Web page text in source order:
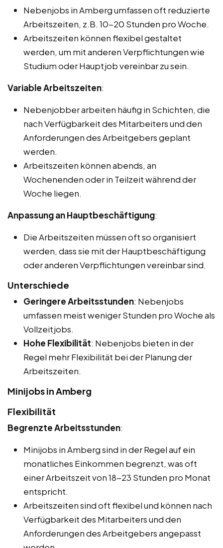
Nebenjobs in Amberg umfassen oft reduzierte
Arbeitszeiten, z.B. 10-20 Stunden pro Woche.
Arbeitszeiten können flexibel gestaltet
werden, um mit anderen Verpflichtungen wie
Studium oder Hauptjob vereinbar zu sein.
Variable Arbeitszeiten:
Nebenjobber arbeiten häufig in Schichten, die
nach Verfügbarkeit des Mitarbeiters und den
Anforderungen des Arbeitgebers geplant
werden.
Arbeitszeiten können abends, an
Wochenenden oder in Teilzeit während der
Woche liegen.
Anpassung an Hauptbeschäftigung:
Die Arbeitszeiten müssen oft so organisiert
werden, dass sie mit der Hauptbeschäftigung
oder anderen Verpflichtungen vereinbar sind.
Unterschiede
Geringere Arbeitsstunden: Nebenjobs
umfassen meist weniger Stunden pro Woche als
Vollzeitjobs.
Hohe Flexibilität: Nebenjobs bieten in der
Regel mehr Flexibilität bei der Planung der
Arbeitszeiten.
Minijobs in Amberg
Flexibilität
Begrenzte Arbeitsstunden:
Minijobs in Amberg sind in der Regel auf ein
monatliches Einkommen begrenzt, was oft
einer Arbeitszeit von 18-23 Stunden pro Monat
entspricht.
Arbeitszeiten sind oft flexibel und können nach
Verfügbarkeit des Mitarbeiters und den
Anforderungen des Arbeitgebers angepasst